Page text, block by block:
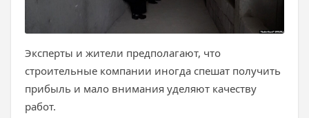
Эксперты и жители предполагают, что
строительные компании иногда спешат получить
прибыль и мало внимания уделяют качеству
работ.